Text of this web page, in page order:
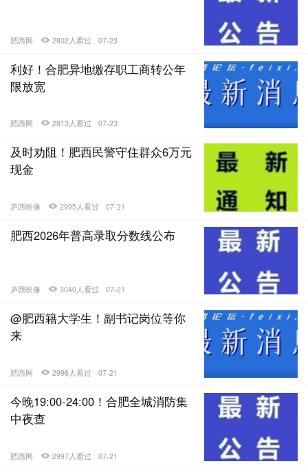
肥西网 2802人看过 07-23
利好！合肥异地缴存职工商转公年
限放宽
肥西网 2813人看过 07-23
及时劝阻！肥西民警守住群众6万元
现金
庐西映像 2995人看过 07-21
肥西2026年普高录取分数线公布
庐西映像 3040人看过 07-21
@肥西籍大学生！副书记岗位等你
来
肥西网 2996人看过 07-21
今晚19:00-24:00！合肥全城消防集
中夜查
肥西网 2997人看过 07-21